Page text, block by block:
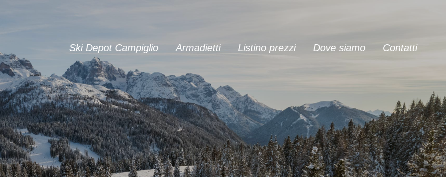
Ski Depot Campiglio Armadietti Listino prezzi Dove siamo Contatti